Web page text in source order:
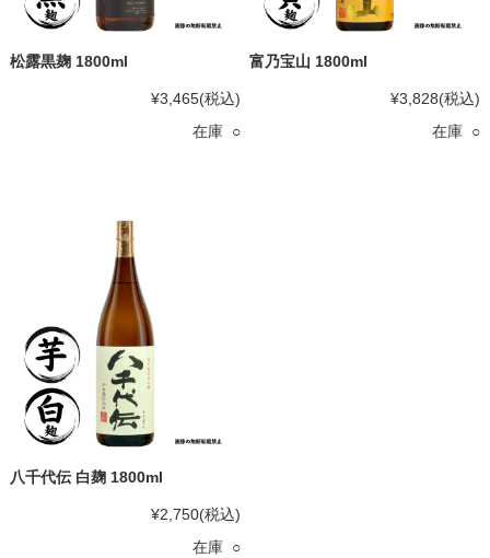
松露黒麹 1800ml
¥3,465(税込)
在庫 ○
富乃宝山 1800ml
¥3,828(税込)
在庫 ○
八千代伝 白麹 1800ml
¥2,750(税込)
在庫 ○